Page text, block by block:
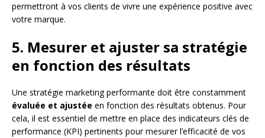
permettront à vos clients de vivre une expérience positive avec
votre marque.
5. Mesurer et ajuster sa stratégie
en fonction des résultats
Une stratégie marketing performante doit être constamment
évaluée et ajustée en fonction des résultats obtenus. Pour
cela, il est essentiel de mettre en place des indicateurs clés de
performance (KPI) pertinents pour mesurer l’efficacité de vos